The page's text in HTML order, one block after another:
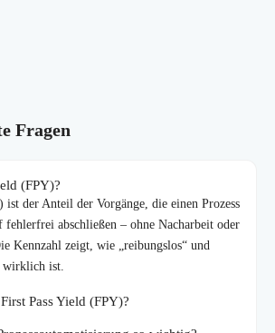
Fragen
(FPY)?
ist der Anteil der Vorgänge, die einen Prozess
fehlerfrei abschließen – ohne Nacharbeit oder
Kennzahl zeigt, wie „reibungslos“ und
wirklich ist.
Pass Yield (FPY)?